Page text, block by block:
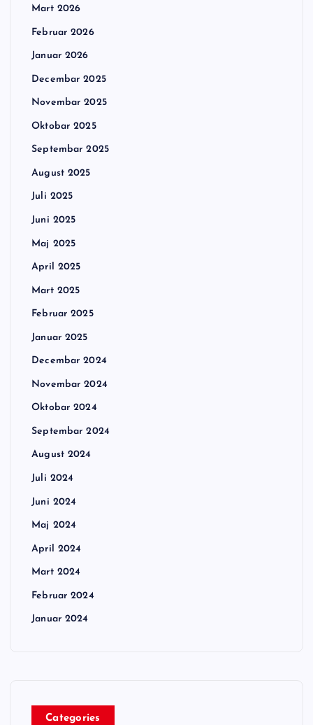
Mart 2026
Februar 2026
Januar 2026
Decembar 2025
Novembar 2025
Oktobar 2025
Septembar 2025
August 2025
Juli 2025
Juni 2025
Maj 2025
April 2025
Mart 2025
Februar 2025
Januar 2025
Decembar 2024
Novembar 2024
Oktobar 2024
Septembar 2024
August 2024
Juli 2024
Juni 2024
Maj 2024
April 2024
Mart 2024
Februar 2024
Januar 2024
Categories